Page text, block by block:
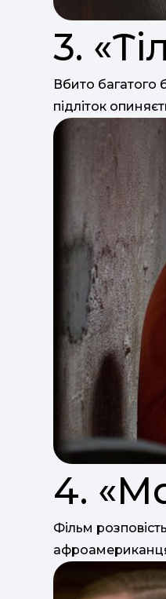
3.
Вбито багатого
підліток
4.
Фільм